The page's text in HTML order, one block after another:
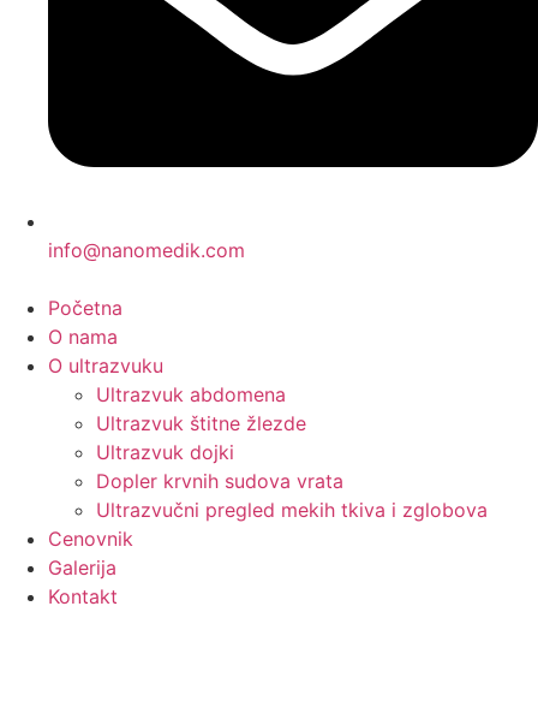
info@nanomedik.com
Početna
O nama
O ultrazvuku
Ultrazvuk abdomena
Ultrazvuk štitne žlezde
Ultrazvuk dojki
Dopler krvnih sudova vrata
Ultrazvučni pregled mekih tkiva i zglobova
Cenovnik
Galerija
Kontakt